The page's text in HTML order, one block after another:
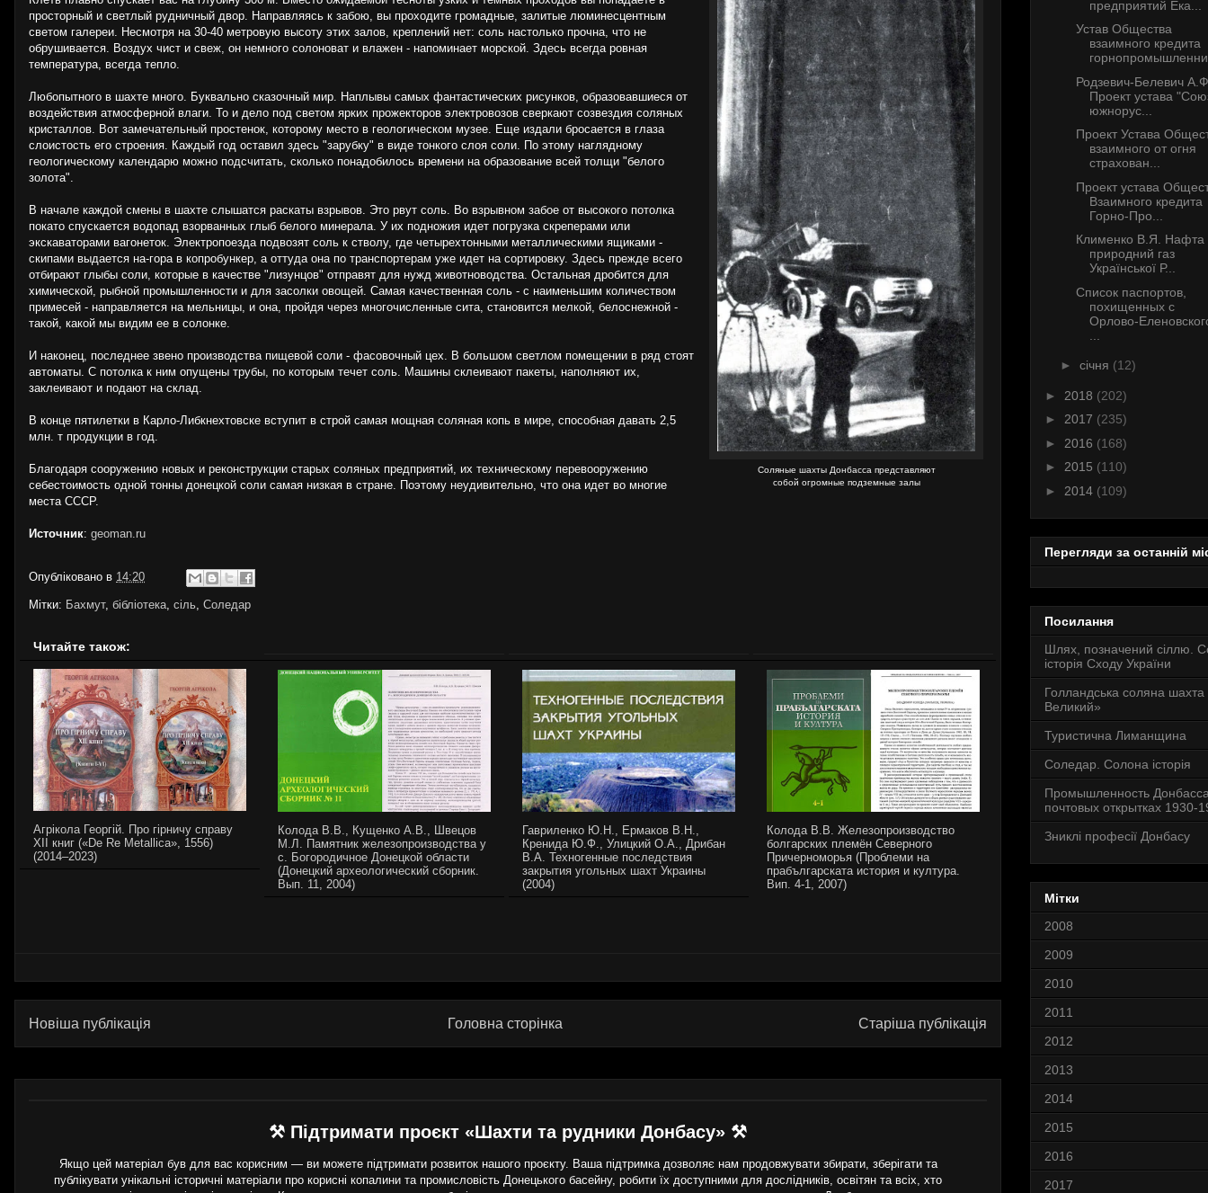
Соляные шахты Донбасса представляют
собой огромные подземные залы
просторный и светлый рудничный двор. Направляясь к забою, вы проходите громадные, залитые люминесцентным
светом галереи. Несмотря на 30-40 метровую высоту этих залов, креплений нет: соль настолько прочна, что не
обрушивается. Воздух чист и свеж, он немного солоноват и влажен - напоминает морской. Здесь всегда ровная
температура, всегда тепло.
Любопытного в шахте много. Буквально сказочный мир. Наплывы самых фантастических рисунков, образовавшиеся от
воздействия атмосферной влаги. То и дело под светом ярких прожекторов электровозов сверкают созвездия соляных
кристаллов. Вот замечательный простенок, которому место в геологическом музее. Еще издали бросается в глаза
слоистость его строения. Каждый год оставил здесь "зарубку" в виде тонкого слоя соли. По этому наглядному
геологическому календарю можно подсчитать, сколько понадобилось времени на образование всей толщи "белого
золота".
В начале каждой смены в шахте слышатся раскаты взрывов. Это рвут соль. Во взрывном забое от высокого потолка
покато спускается водопад взорванных глыб белого минерала. У их подножия идет погрузка скреперами или
экскаваторами вагонеток. Электропоезда подвозят соль к стволу, где четырехтонными металлическими ящиками -
скипами выдается на-гора в копробункер, а оттуда она по транспортерам уже идет на сортировку. Здесь прежде всего
отбирают глыбы соли, которые в качестве "лизунцов" отправят для нужд животноводства. Остальная дробится для
химической, рыбной промышленности и для засолки овощей. Самая качественная соль - с наименьшим количеством
примесей - направляется на мельницы, и она, пройдя через многочисленные сита, становится мелкой, белоснежной -
такой, какой мы видим ее в солонке.
И наконец, последнее звено производства пищевой соли - фасовочный цех. В большом светлом помещении в ряд стоят
автоматы. С потолка к ним опущены трубы, по которым течет соль. Машины склеивают пакеты, наполняют их,
заклеивают и подают на склад.
В конце пятилетки в Карло-Либкнехтовске вступит в строй самая мощная соляная копь в мире, способная давать 2,5
млн. т продукции в год.
Благодаря сооружению новых и реконструкции старых соляных предприятий, их техническому перевооружению
себестоимость одной тонны донецкой соли самая низкая в стране. Поэтому неудивительно, что она идет во многие
места СССР.
Источник: geoman.ru
Опубліковано в 14:20
Мітки: Бахмут, бібліотека, сіль, Соледар
Читайте також:
Агрікола Георгій. Про гірничу справу
XII книг («De Re Metallica», 1556)
(2014–2023)
Колода В.В., Кущенко А.В., Швецов
М.Л. Памятник железопроизводства у
с. Богородичное Донецкой области
(Донецкий археологический сборник.
Вып. 11, 2004)
Гавриленко Ю.Н., Ермаков В.Н.,
Кренида Ю.Ф., Улицкий О.А., Дрибан
В.А. Техногенные последствия
закрытия угольных шахт Украины
(2004)
Колода В.В. Железопроизводство
болгарских племён Северного
Причерноморья (Проблеми на
прабългарската история и култура.
Вип. 4-1, 2007)
Новіша публікація Старіша публікація
Головна сторінка
⚒ Підтримати проєкт «Шахти та рудники Донбасу» ⚒
Якщо цей матеріал був для вас корисним — ви можете підтримати розвиток нашого проєкту. Ваша підтримка дозволяє нам продовжувати збирати, зберігати та
публікувати унікальні історичні матеріали про корисні копалини та промисловість Донецького басейну, робити їх доступними для дослідників, освітян та всіх, хто
предприятий Ека...
Устав Общества
взаимного кредита
Родзевич-Белевич
Проект устава
южнорус...
Проект Устава
взаимного от огня
страхован...
Проект устава
Взаимного кредита
Горно-Про...
Клименко В.Я. Нафта
природний газ
Української Р...
Список паспортов,
похищенных с
Орлово-
► січня (12)
► 2018 (202)
► 2017 (235)
► 2016 (168)
► 2015 (110)
► 2014 (109)
Перегляди за останній
Посилання
Шлях, позначений сіллю.
історія Сходу України
Голландська соляна
Великий»
Туристична Лиманщина
Соледар. Солона історія
Промышленность
почтовых открытках 1930-
Зниклі професії Донбасу
Мітки
2008
2009
2010
2011
2012
2013
2014
2015
2016
2017